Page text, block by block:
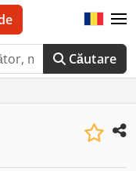
Căutare